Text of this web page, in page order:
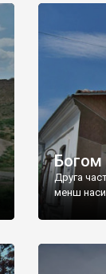
Богом
Друга
менш